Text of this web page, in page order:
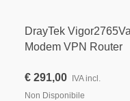
DrayTek
Modem VPN Router
€ 291,00 IVA incl.
Non Disponibile